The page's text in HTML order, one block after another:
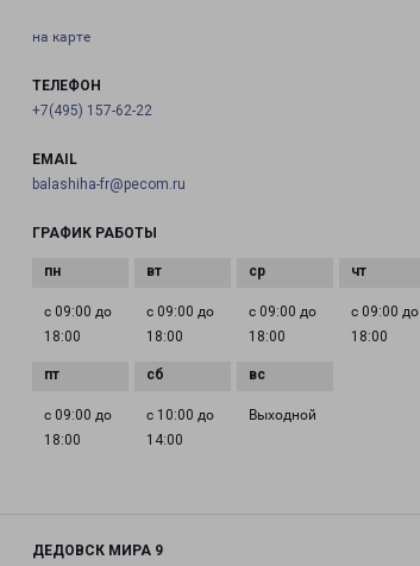
на карте
ТЕЛЕФОН
+7(495) 157-62-22
EMAIL
balashiha-fr@pecom.ru
ГРАФИК РАБОТЫ
с 09:00 до
18:00
с 09:00 до
18:00
с 09:00 до
18:00
с 09:00 до
18:00
с 09:00 до
18:00
с 10:00 до
14:00
Выходной
ДЕДОВСК МИРА 9